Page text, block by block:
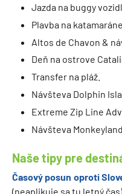
Jazda na buggy
Plavba na
Altos de Chavon &
Deň na ostrove
Transfer na pláž.
Návšteva Dolphin
Extreme Zip Line
Návšteva Monkeyland.
Naše tipy pre
Časový posun oproti
(neaplikuje sa tu letný čas)